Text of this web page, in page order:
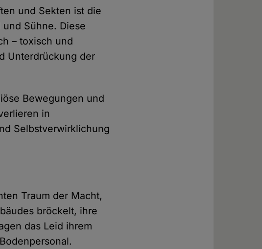
und Sekten ist die
Sühne. Diese
– toxisch und
Unterdrückung der
Bewegungen und
in
Selbstverwirklichung
Traum der Macht,
bröckelt, ihre
das Leid ihrem